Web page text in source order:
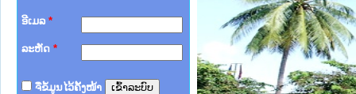
ອີເມລ *
ລະຫັດ *
ຈື່ຂໍ້ມູນໄວ້ຄັ້ງໜ້າ